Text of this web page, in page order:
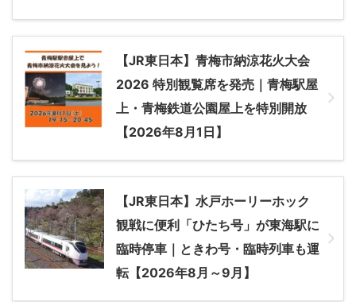
【JR東日本】青梅市納涼花火大会
2026 特別観覧席を発売｜青梅駅屋
上・青梅鉄道公園屋上を特別開放
【2026年8月1日】
【JR東日本】水戸ホーリーホック
観戦に便利「ひたち号」が東海駅に
臨時停車｜ときわ号・臨時列車も運
転【2026年8月～9月】